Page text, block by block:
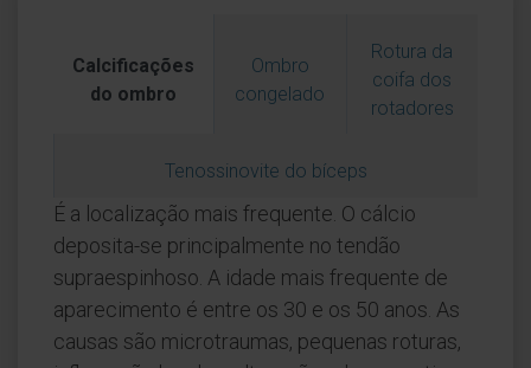
Calcificações
do ombro
Ombro
congelado
Rotura da
coifa dos
rotadores
Tenossinovite do bíceps
É a localização mais frequente. O cálcio
deposita-se principalmente no tendão
supraespinhoso. A idade mais frequente de
aparecimento é entre os 30 e os 50 anos. As
causas são microtraumas, pequenas roturas,